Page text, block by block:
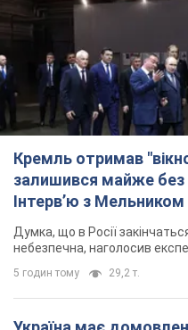
TOP NEWS
Кремль отримав
залишився майже без